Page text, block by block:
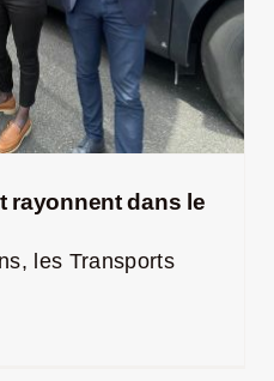
rayonnent dans le
les Transports